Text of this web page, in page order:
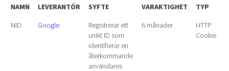
NAMN
LEVERANTÖR SYFTE VARAKTIGHET
TYP
NID
Google
Registrerar ett
unikt ID som
identifierar en
återkommande
användares
6 månader
HTTP
Cookie